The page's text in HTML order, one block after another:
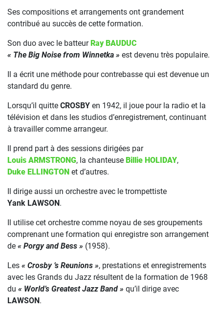
Ses compositions et arrangements ont grandement
contribué au succès de cette formation.
Son duo avec le batteurRay BAUDUC
« The Big Noise from Winnetka » est devenu très populaire.
Il a écrit une méthode pour contrebasse qui est devenue un
standard du genre.
Lorsqu’il quitte CROSBY en 1942, il joue pour la radio et la
télévision et dans les studios d’enregistrement, continuant
à travailler comme arrangeur.
Il prend part à des sessions dirigées par
Louis ARMSTRONG, la chanteuse Billie HOLIDAY,
Duke ELLINGTON et d’autres.
Il dirige aussi un orchestre avec le trompettiste
Yank LAWSON.
Il utilise cet orchestre comme noyau de ses groupements
comprenant une formation qui enregistre son arrangement
de « Porgy and Bess » (1958).
Les « Crosby ’s Reunions », prestations et enregistrements
avec les Grands du Jazz résultent de la formation de 1968
du « World’s Greatest Jazz Band » qu’il dirige avec
LAWSON.